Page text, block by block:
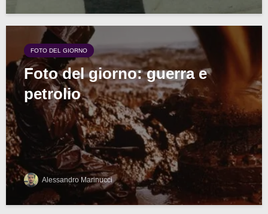
FOTO DEL GIORNO
Foto del giorno: guerra e
petrolio
Alessandro Marinucci